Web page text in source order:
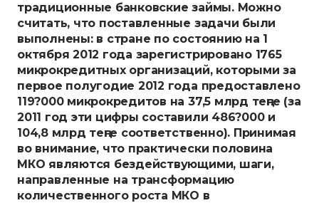
традиционные банковские займы. Можно
считать, что поставленные задачи были
выполнены: в стране по состоянию на 1
октября 2012 года зарегистрировано 1765
микрокредитных организаций, которыми за
первое полугодие 2012 года предоставлено
119?000 микрокредитов на 37,5 млрд теңге (за
2011 год эти цифры составили 486?000 и
104,8 млрд теңге соответственно). Принимая
во внимание, что практически половина
МКО являются бездействующими, шаги,
направленные на трансформацию
количественного роста МКО в